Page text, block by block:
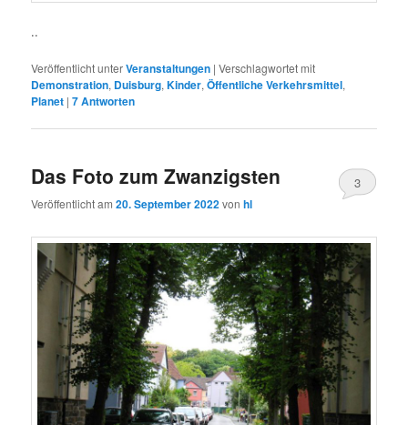
..
Veröffentlicht unterVeranstaltungen |Verschlagwortet mit
Demonstration, Duisburg,Kinder,Öffentliche Verkehrsmittel,
Planet |7Antworten
Das Foto zum Zwanzigsten
Veröffentlicht am20. September 2022vonhl
3